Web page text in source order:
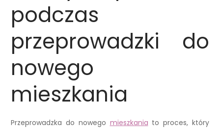
podczas
przeprowadzki do
nowego
mieszkania
Przeprowadzka do nowego mieszkania to proces, który